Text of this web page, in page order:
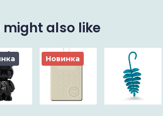
might also like
Новинка